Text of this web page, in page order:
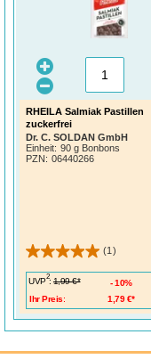
RHEILA Salmiak Pastillen
zuckerfrei
Dr. C. SOLDAN GmbH
Einheit: 90 g Bonbons
PZN : 06440266
(1)
UVP
2
: 1,99 €*
Ihr Preis:
1,79 €*
10%